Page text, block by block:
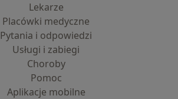
Lekarze
Placówki medyczne
Pytania i odpowiedzi
Usługi i zabiegi
Choroby
Pomoc
Aplikacje mobilne